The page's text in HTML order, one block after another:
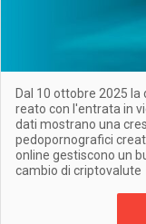
Dal 10 ottobre 2025
reato con l'entrata in
dati mostrano una
pedopornografici
online gestiscono un
cambio di criptovalute